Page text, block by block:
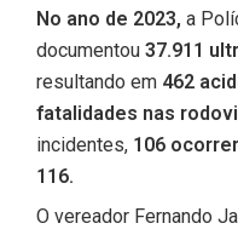
No ano de 2023, a
documentou 37.911
resultando em 462
fatalidades nas
incidentes, 106
116.
O vereador Fernando